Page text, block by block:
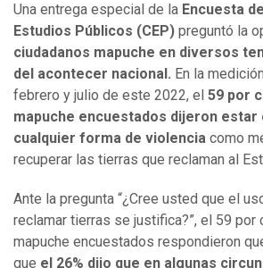
Una entrega especial de la Encuesta
Estudios Públicos (CEP) preguntó la
ciudadanos mapuche en diversos
del acontecer nacional. En la
febrero y julio de este 2022, el 59 por
mapuche encuestados dijeron estar
cualquier forma de violencia como
recuperar las tierras que reclaman al
Ante la pregunta “¿Cree usted que el
reclamar tierras se justifica?”, el 59 por
mapuche encuestados respondieron
que el 26% dijo que en algunas